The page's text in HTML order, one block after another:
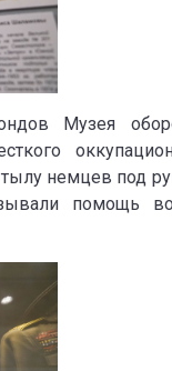
Музея
немцев под
помощь